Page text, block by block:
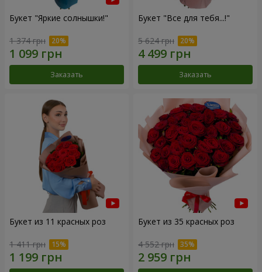
Букет "Яркие солнышки!"
1 374 грн
Заказать
Букет "Все для тебя...!"
5 624 грн
Заказать
Букет из 11 красных роз
1 411 грн
Букет из 35 красных роз
4 552 грн